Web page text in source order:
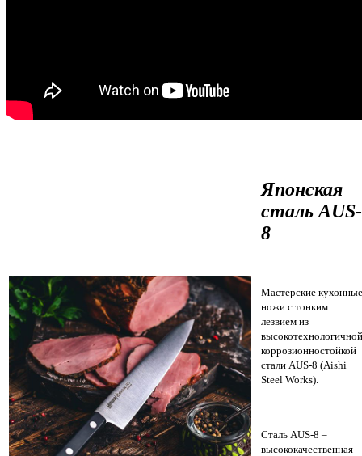
Японская
сталь AUS-
8
Мастерские кухонные
ножи с тонким
лезвием из
высокотехнологичной
коррозионностойкой
стали AUS-8 (Aishi
Steel Works).
Сталь AUS-8 –
высококачественная